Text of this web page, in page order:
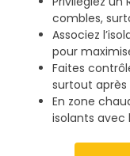
combles,
Associez
pour
Faites
surtout après
En zone
isolants avec